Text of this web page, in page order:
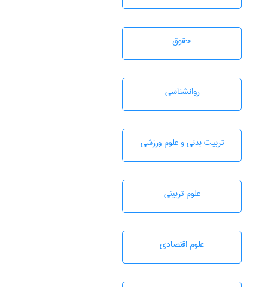
حقوق
روانشناسی
تربيت بدنی و علوم ورزشی
علوم تربيتی
علوم اقتصادی